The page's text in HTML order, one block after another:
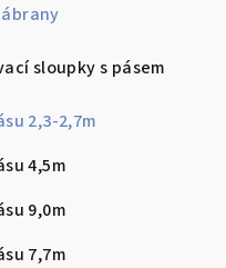
sloupky s pásem
2,3-2,7m
4,5m
9,0m
7,7m